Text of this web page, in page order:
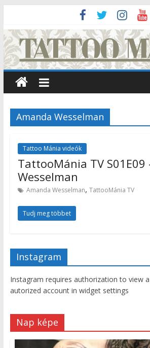
Amanda Wesselman
Tattoo Mánia videók
TattooMánia TV S01E09
Wesselman
Amanda Wesselman, TattooMánia TV
Tudj meg többet
Instagram
Instagram requires authorization to view
autorized account in widget settings
Nap képe